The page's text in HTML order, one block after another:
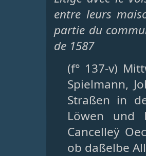
entre leurs
partie du
de 1587
(f° 137-v)
Spielmann,
Straßen in
Löwen und
Cancelleÿ
ob daßelbe